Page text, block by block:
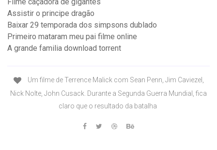
Filme caçadora de gigantes
Assistir o principe dragão
Baixar 29 temporada dos simpsons dublado
Primeiro mataram meu pai filme online
A grande familia download torrent
Um filme de Terrence Malick com Sean Penn, Jim Caviezel,
Nick Nolte, John Cusack. Durante a Segunda Guerra Mundial, fica
claro que o resultado da batalha